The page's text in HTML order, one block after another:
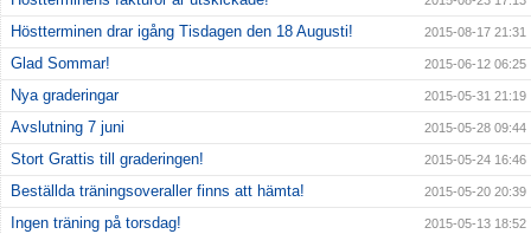
Höstterminen drar igång Tisdagen den 18 Augusti! 2015-08-17 21:31
Glad Sommar! 2015-06-12 06:25
Nya graderingar 2015-05-31 21:19
Avslutning 7 juni 2015-05-28 09:44
Stort Grattis till graderingen! 2015-05-24 16:46
Beställda träningsoveraller finns att hämta! 2015-05-20 20:39
Ingen träning på torsdag! 2015-05-13 18:52